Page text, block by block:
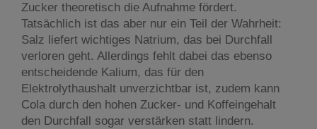
Zucker theoretisch die Aufnahme fördert.
Tatsächlich ist das aber nur ein Teil der Wahrheit:
Salz liefert wichtiges Natrium, das bei Durchfall
verloren geht. Allerdings fehlt dabei das ebenso
entscheidende Kalium, das für den
Elektrolythaushalt unverzichtbar ist, zudem kann
Cola durch den hohen Zucker- und Koffeingehalt
den Durchfall sogar verstärken statt lindern.